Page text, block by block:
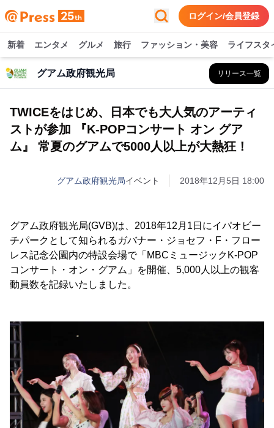
ログイン/会員登録
新着 エンタメ グルメ 旅行 ファッション・美容 ライフスタ
グアム政府観光局 リリース一覧
TWICEをはじめ、日本でも大人気のアーティ
ストが参加 『K-POPコンサート オン グア
ム』 常夏のグアムで5000人以上が大熱狂！
グアム政府観光局イベント 2018年12月5日 18:00
グアム政府観光局(GVB)は、2018年12月1日にイパオビー
チパークとして知られるガバナー・ジョセフ・F・フロー
レス記念公園内の特設会場で「MBCミュージックK-POP
コンサート・オン・グアム」を開催、5,000人以上の観客
動員数を記録いたしました。